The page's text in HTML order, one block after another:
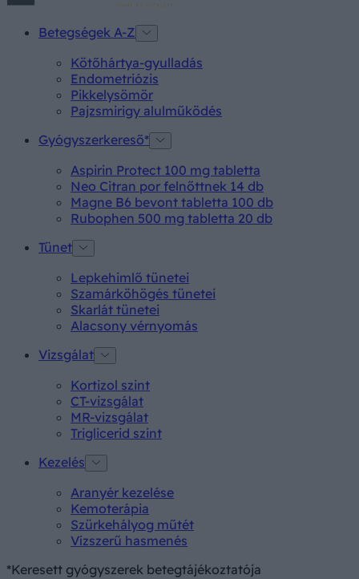
Betegségek A-Z
Kötőhártya-gyulladás
Endometriózis
Pikkelysömör
Pajzsmirigy alulműködés
Gyógyszerkereső*
Aspirin Protect 100 mg tabletta
Neo Citran por felnőttnek 14 db
Magne B6 bevont tabletta 100 db
Rubophen 500 mg tabletta 20 db
Tünet
Lepkehimlő tünetei
Szamárköhögés tünetei
Skarlát tünetei
Alacsony vérnyomás
Vizsgálat
Kortizol szint
CT-vizsgálat
MR-vizsgálat
Triglicerid szint
Kezelés
Aranyér kezelése
Kemoterápia
Szürkehályog műtét
Vízszerű hasmenés
*Keresett gyógyszerek betegtájékoztatója